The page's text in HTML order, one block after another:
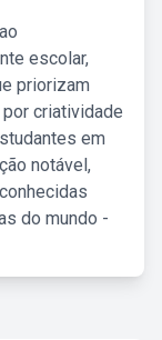
escolar,
priorizam
criatividade
em
notável,
do mundo -